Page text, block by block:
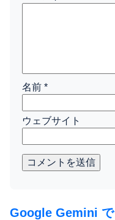
名前 *
ウェブサイト
コメントを送信
Google Gemini